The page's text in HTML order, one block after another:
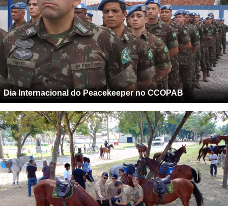
Dia Internacional do Peacekeeper no CCOPAB